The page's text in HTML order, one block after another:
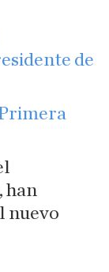
de
han
nuevo